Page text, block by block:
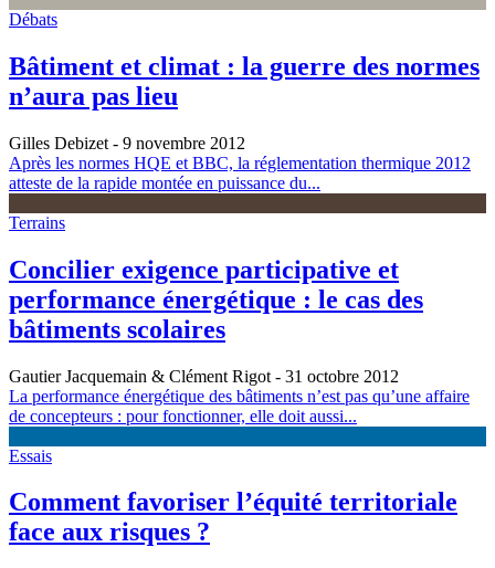
Débats
Bâtiment et climat : la guerre des normes
n’aura pas lieu
Gilles Debizet - 9 novembre 2012
Après les normes HQE et BBC, la réglementation thermique 2012
atteste de la rapide montée en puissance du...
Terrains
Concilier exigence participative et
performance énergétique : le cas des
bâtiments scolaires
Gautier Jacquemain & Clément Rigot - 31 octobre 2012
La performance énergétique des bâtiments n’est pas qu’une affaire
de concepteurs : pour fonctionner, elle doit aussi...
Essais
Comment favoriser l’équité territoriale
face aux risques ?